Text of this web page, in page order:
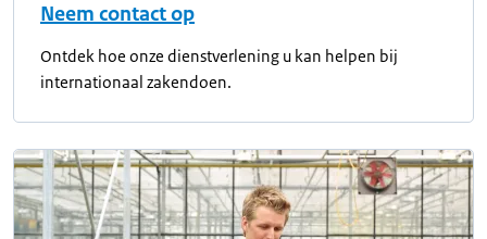
Neem contact op
Ontdek hoe onze dienstverlening u kan helpen bij
internationaal zakendoen.